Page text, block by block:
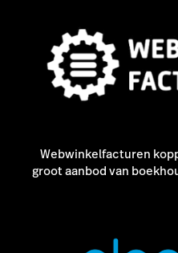
Webwinkelfacturen
groot aanbod van